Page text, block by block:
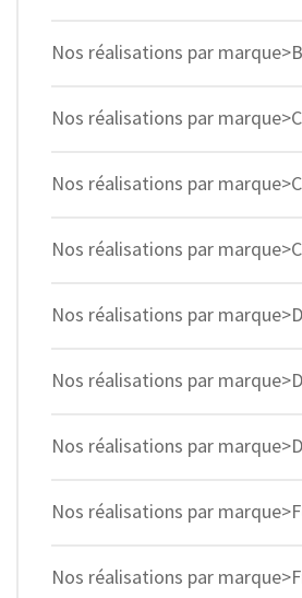
Nos réalisations par
Nos réalisations par
Nos réalisations par
Nos réalisations par
Nos réalisations par
Nos réalisations par
Nos réalisations par
Nos réalisations par
Nos réalisations par